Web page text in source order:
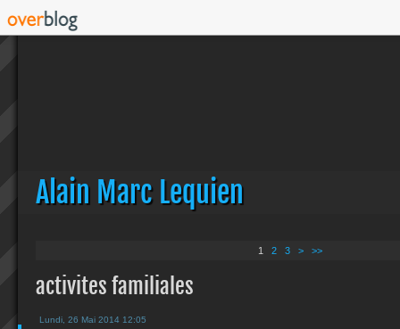
Alain Marc Lequien
1 2 3 > >>
activites familiales
Lundi, 26 Mai 2014 12:05